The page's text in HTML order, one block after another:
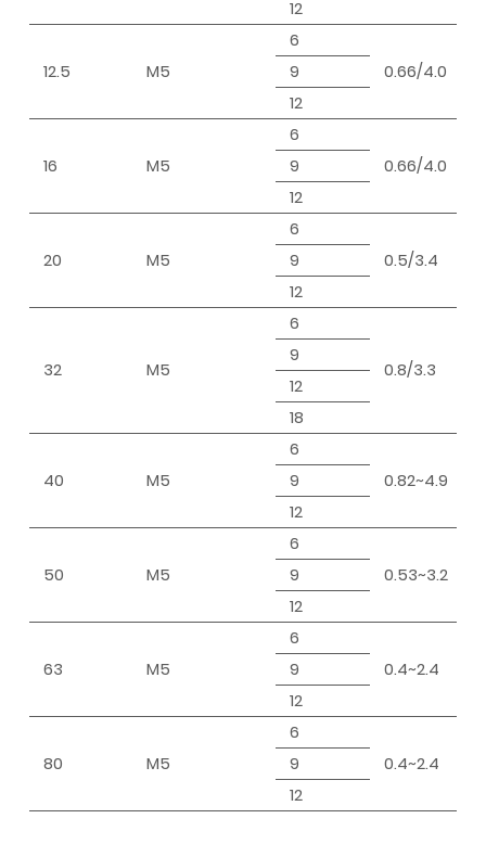
12
12.5 M5
6
0.66/4.0
9
12
16 M5
6
0.66/4.0
9
12
20 M5
6
0.5/3.4
9
12
32 M5
6
0.8/3.3
9
12
18
40 M5
6
0.82~4.9
9
12
50 M5
6
0.53~3.2
9
12
63 M5
6
0.4~2.4
9
12
80 M5
6
0.4~2.4
9
12